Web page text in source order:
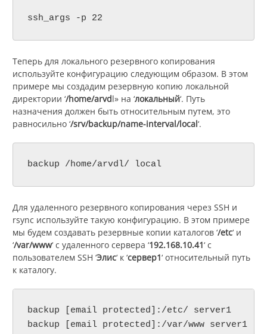
ssh_args -p 22
Теперь для локального резервного копирования
используйте конфигурацию следующим образом. В этом
примере мы создадим резервную копию локальной
директории ‘/home/arvdl» на ‘локальный‘. Путь
назначения должен быть относительным путем, это
равносильно ‘/srv/backup/name-interval/local‘.
backup /home/arvdl/ local
Для удаленного резервного копирования через SSH и
rsync используйте такую конфигурацию. В этом примере
мы будем создавать резервные копии каталогов ‘/etc‘ и
‘/var/www‘ с удаленного сервера ‘192.168.10.41‘ с
пользователем SSH ‘Элис‘ к ‘сервер1‘ относительный путь
к каталогу.
backup [email protected]:/etc/ server1
backup [email protected]:/var/www server1